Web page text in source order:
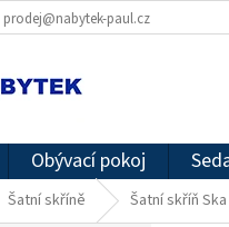
prodej@nabytek-paul.cz
Obývací pokoj
Šatní skříně Šatní skříň